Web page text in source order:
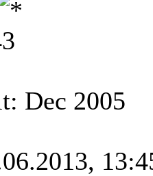
Dec 2005